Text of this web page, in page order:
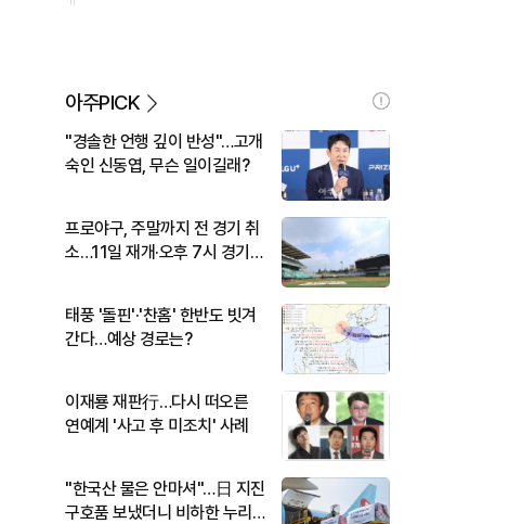
아주PICK
"경솔한 언행 깊이 반성"…고개
숙인 신동엽, 무슨 일이길래?
프로야구, 주말까지 전 경기 취
소…11일 재개·오후 7시 경기
태풍 '돌핀'·'찬홈' 한반도 빗겨
간다…예상 경로는?
이재룡 재판行…다시 떠오른
연예계 '사고 후 미조치' 사례
"한국산 물은 안마셔"…日 지진
구호품 보냈더니 비하한 누리